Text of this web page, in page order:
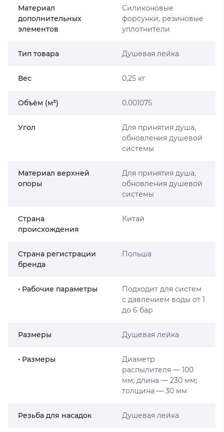
Материал
дополнительных
элементов
Силиконовые
форсунки, резиновые
уплотнители
Тип товара Душевая лейка
Вес 0,25 кг
Объём (м³) 0.001075
Угол
Для принятия душа,
обновления душевой
системы
Материал верхней
опоры
Для принятия душа,
обновления душевой
системы
Страна
происхождения
Китай
Страна регистрации
бренда
Польша
• Рабочие параметры
Подходит для систем
с давлением воды от 1
до 6 бар
Размеры Душевая лейка
• Размеры
Диаметр
распылителя — 100
мм; длина — 230 мм;
толщина — 30 мм
Резьба для насадок Душевая лейка